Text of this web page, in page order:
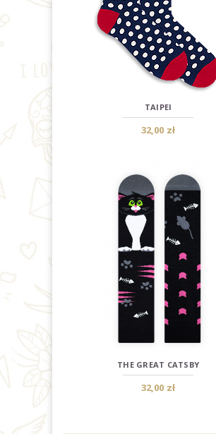
TAIPEI
32,00 zł
THE GREAT CATSBY
32,00 zł